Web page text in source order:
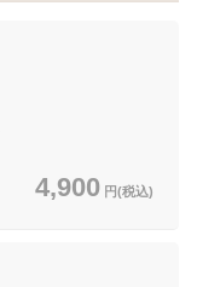
4,900 円(税込)